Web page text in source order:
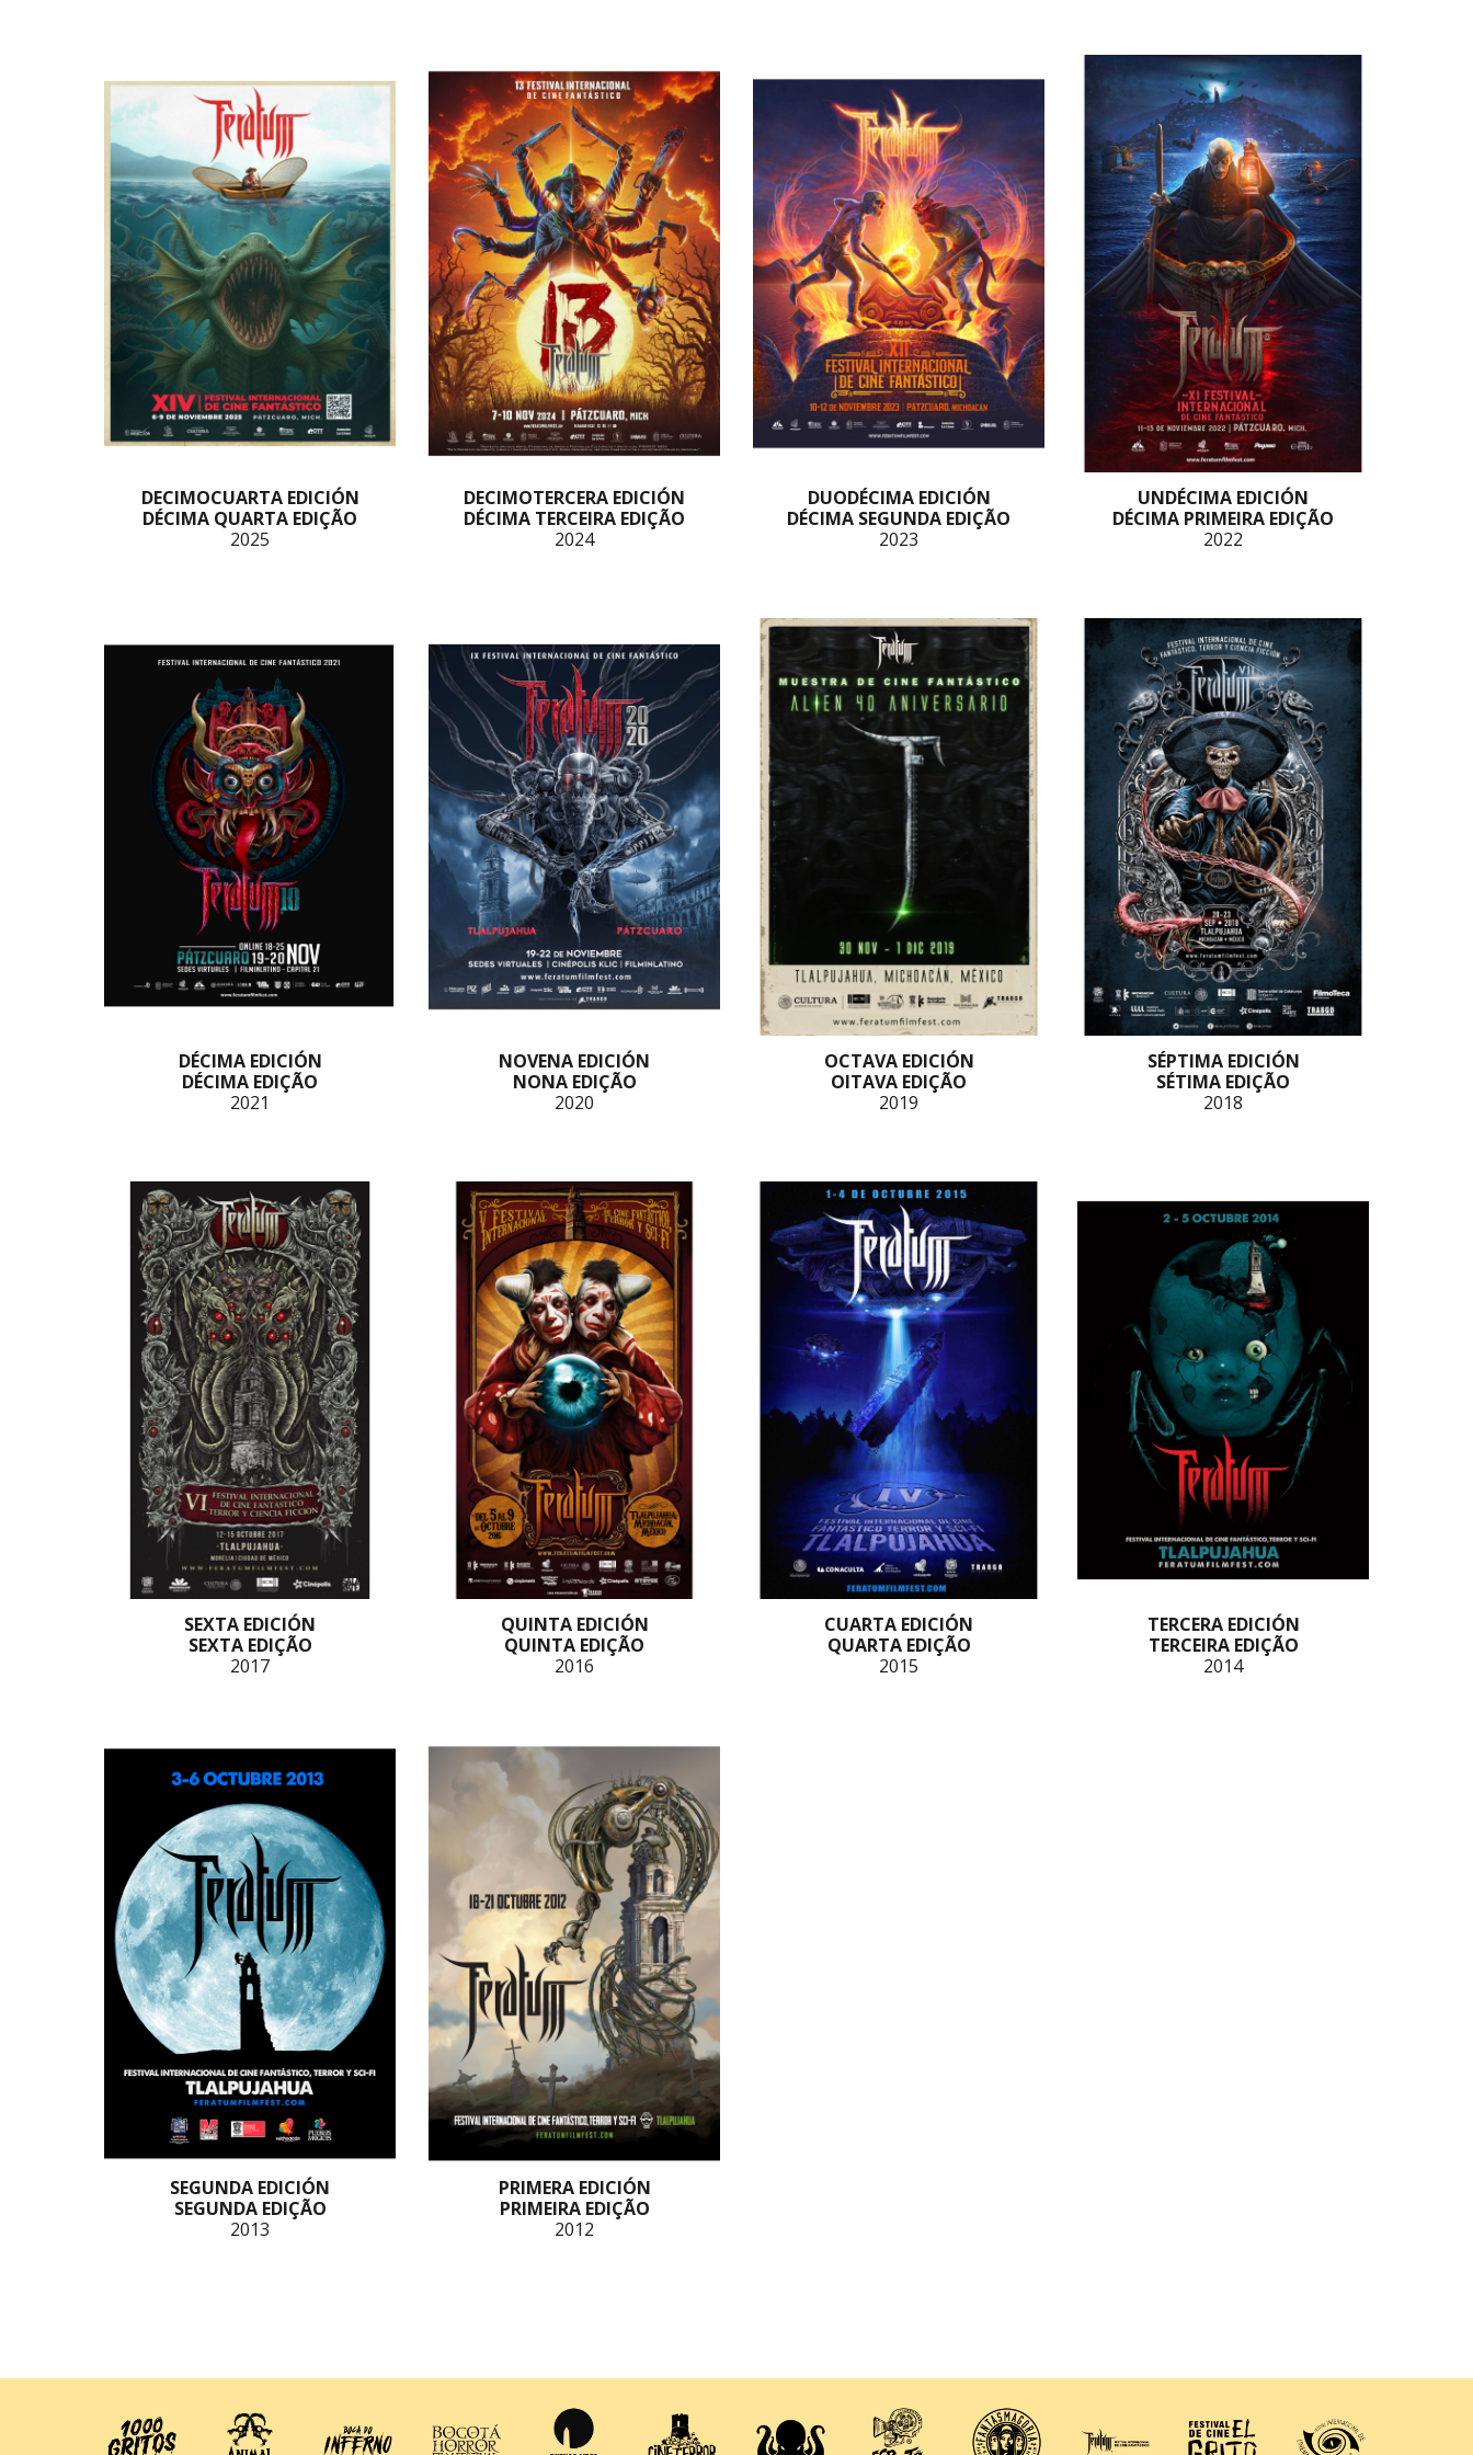
DECIMOCUARTA EDICIÓN
DÉCIMA QUARTA EDIÇÃO
2025
DECIMOTERCERA EDICIÓN
DÉCIMA TERCEIRA EDIÇÃO
2024
DUODÉCIMA EDICIÓN
DÉCIMA SEGUNDA EDIÇÃO
2023
UNDÉCIMA EDICIÓN
DÉCIMA PRIMEIRA EDIÇÃO
2022
DÉCIMA EDICIÓN
DÉCIMA EDIÇÃO
2021
NOVENA EDICIÓN
NONA EDIÇÃO
2020
OCTAVA EDICIÓN
OITAVA EDIÇÃO
2019
SÉPTIMA EDICIÓN
SÉTIMA EDIÇÃO
2018
SEXTA EDICIÓN
SEXTA EDIÇÃO
2017
QUINTA EDICIÓN
QUINTA EDIÇÃO
2016
CUARTA EDICIÓN
QUARTA EDIÇÃO
2015
TERCERA EDICIÓN
TERCEIRA EDIÇÃO
2014
SEGUNDA EDICIÓN
SEGUNDA EDIÇÃO
2013
PRIMERA EDICIÓN
PRIMEIRA EDIÇÃO
2012